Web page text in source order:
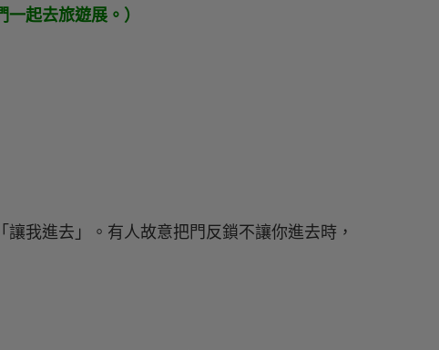
起去旅遊展。）
我進去」。有人故意把門反鎖不讓你進去時，